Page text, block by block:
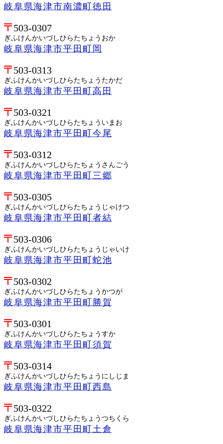
岐阜県海津市南濃町徳田
503-0307
ぎふけんかいづしひらたちょうおか
岐阜県海津市平田町岡
503-0313
ぎふけんかいづしひらたちょうたかだ
岐阜県海津市平田町高田
503-0321
ぎふけんかいづしひらたちょういまお
岐阜県海津市平田町今尾
503-0312
ぎふけんかいづしひらたちょうさんごう
岐阜県海津市平田町三郷
503-0305
ぎふけんかいづしひらたちょうじゃけつ
岐阜県海津市平田町者結
503-0306
ぎふけんかいづしひらたちょうじゃいけ
岐阜県海津市平田町蛇池
503-0302
ぎふけんかいづしひらたちょうかつが
岐阜県海津市平田町勝賀
503-0301
ぎふけんかいづしひらたちょうすか
岐阜県海津市平田町須賀
503-0314
ぎふけんかいづしひらたちょうにしじま
岐阜県海津市平田町西島
503-0322
ぎふけんかいづしひらたちょうつちくら
岐阜県海津市平田町土倉